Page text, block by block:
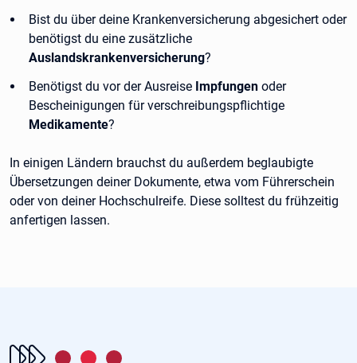
Bist du über deine Krankenversicherung abgesichert oder
benötigst du eine zusätzliche
Auslandskrankenversicherung?
Benötigst du vor der Ausreise Impfungen oder
Bescheinigungen für verschreibungspflichtige
Medikamente?
In einigen Ländern brauchst du außerdem beglaubigte
Übersetzungen deiner Dokumente, etwa vom Führerschein
oder von deiner Hochschulreife. Diese solltest du frühzeitig
anfertigen lassen.